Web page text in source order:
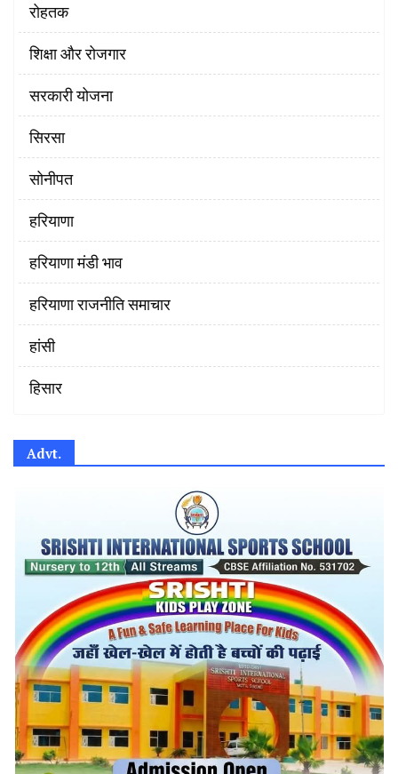
रोहतक
शिक्षा और रोजगार
सरकारी योजना
सिरसा
सोनीपत
हरियाणा
हरियाणा मंडी भाव
हरियाणा राजनीति समाचार
हांसी
हिसार
Advt.